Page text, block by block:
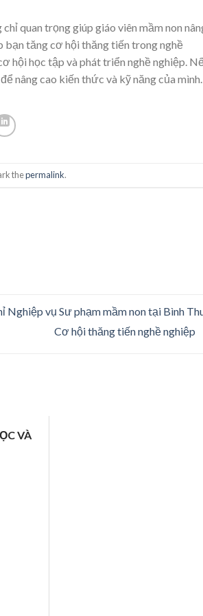
quan trọng giúp giáo viên mầm non
bạn tăng cơ hội thăng tiến trong nghề
hội học tập và phát triển nghề nghiệp.
nâng cao kiến thức và kỹ năng của mình.
thepermalink.
Nghiệp vụ Sư phạm mầm non tại Bình
Cơ hội thăng tiến nghề nghiệp
VÀ